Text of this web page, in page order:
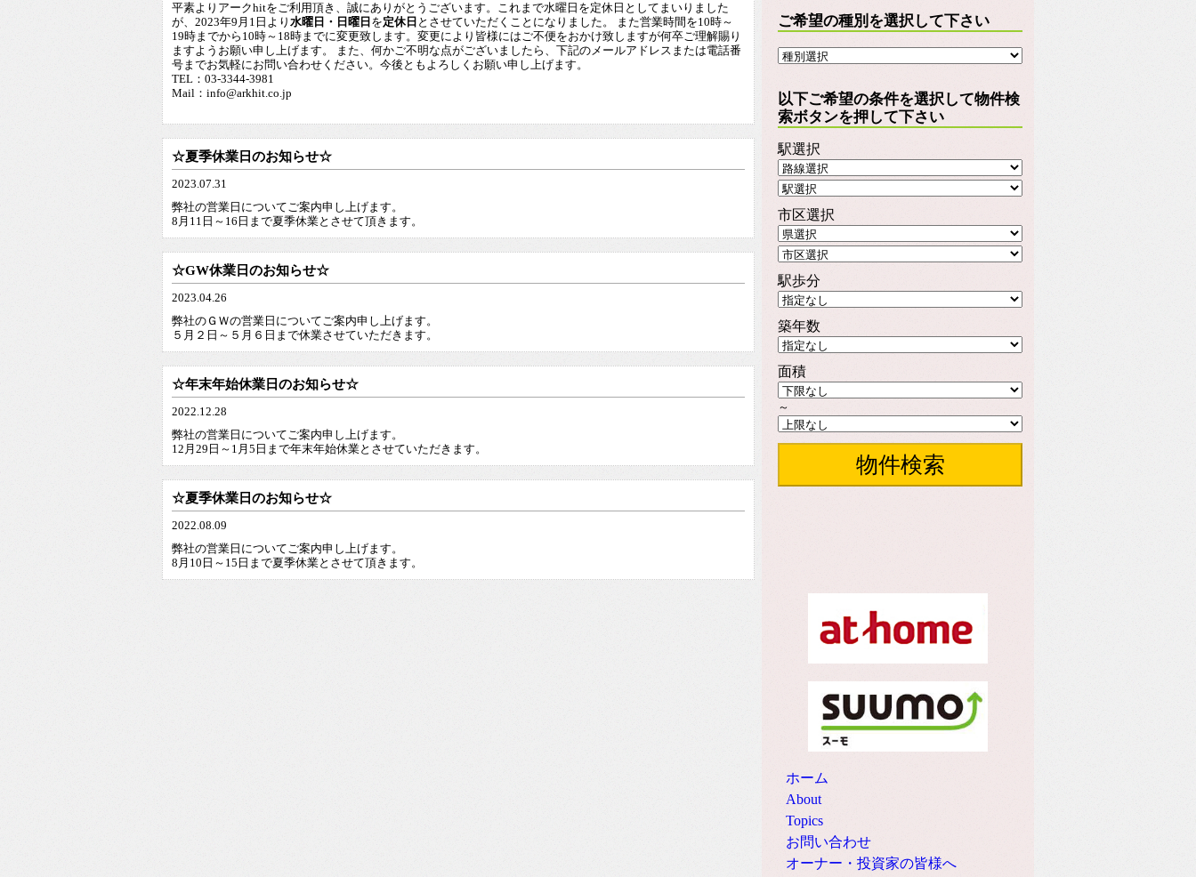
平素よりアークhitをご利用頂き、誠にありがとうございます。これまで水曜日を定休日としてまいりました
が、2023年9月1日より 水曜日・日曜日 を定休日 とさせていただくことになりました。 また営業時間を10時～
19時までから10時～18時までに変更致します。変更により皆様にはご不便をおかけ致しますが何卒ご理解賜り
ますようお願い申し上げます。 また、何かご不明な点がございましたら、下記のメールアドレスまたは電話番
号までお気軽にお問い合わせください。今後ともよろしくお願い申し上げます。
TEL：03-3344-3981
Mail：info@arkhit.co.jp
☆夏季休業日のお知らせ☆
2023.07.31
弊社の営業日についてご案内申し上げます。
8月11日～16日まで夏季休業とさせて頂きます。
☆GW休業日のお知らせ☆
2023.04.26
弊社のＧＷの営業日についてご案内申し上げます。
５月２日～５月６日まで休業させていただきます。
☆年末年始休業日のお知らせ☆
2022.12.28
弊社の営業日についてご案内申し上げます。
12月29日～1月5日まで年末年始休業とさせていただきます。
☆夏季休業日のお知らせ☆
2022.08.09
弊社の営業日についてご案内申し上げます。
8月10日～15日まで夏季休業とさせて頂きます。
ご希望の種別を選択して下さい
以下ご希望の条件を選択して物件検
索ボタンを押して下さい
駅選択
市区選択
駅歩分
築年数
面積
～
ホーム
About
Topics
お問い合わせ
オーナー・投資家の皆様へ